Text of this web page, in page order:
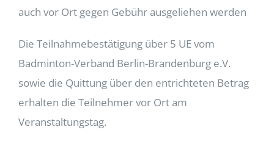
auch vor Ort gegen Gebühr ausgeliehen werden
Die Teilnahmebestätigung über 5 UE vom
Badminton-Verband Berlin-Brandenburg e.V.
sowie die Quittung über den entrichteten Betrag
erhalten die Teilnehmer vor Ort am
Veranstaltungstag.